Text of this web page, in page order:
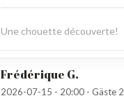
Une chouette découverte!
Frédérique G
2026-07-15 - 20:00 - Gäste 2